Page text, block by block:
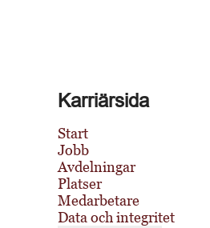
Karriärsida
Start
Jobb
Avdelningar
Platser
Medarbetare
Data och integritet